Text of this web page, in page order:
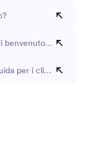
aziendale?
per i clienti che